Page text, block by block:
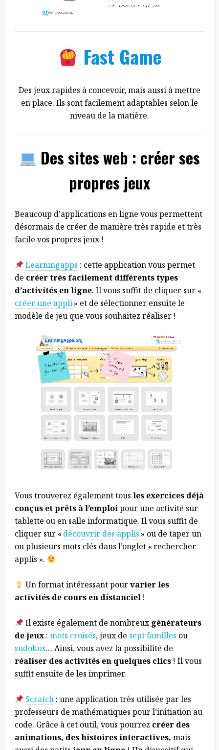
Fast Game
Des jeux rapides à concevoir, mais aussi à mettre
en place. Ils sont facilement adaptables selon le
niveau de la matière.
Des sites web : créer ses
propres jeux
Beaucoup d’applications en ligne vous permettent
désormais de créer de manière très rapide et très
facile vos propres jeux !
Learningapps : cette application vous permet
de créer très facilement différents types
d’activités en ligne. Il vous suffit de cliquer sur «
créer une appli» et de sélectionner ensuite le
modèle de jeu que vous souhaitez réaliser !
Vous trouverez également tous les exercices déjà
conçus et prêts à l’emploipour une activité sur
tablette ou en salle informatique. Il vous suffit de
cliquer sur « découvrir des applis » ou de taper un
ou plusieurs mots clés dans l’onglet « rechercher
applis ».
Un format intéressant pourvarier les
activités de cours en distanciel !
Il existe également de nombreuxgénérateurs
de jeux: mots croisés, jeux de sept familles ou
sudokus… Ainsi, vous avez la possibilité de
réaliser des activités en quelques clics ! Il vous
suffit ensuite de les imprimer.
Scratch : une application très utilisée par les
professeurs de mathématiques pour l’initiation au
code. Grâce à cet outil, vous pourrez créer des
animations, des histoires interactives, mais